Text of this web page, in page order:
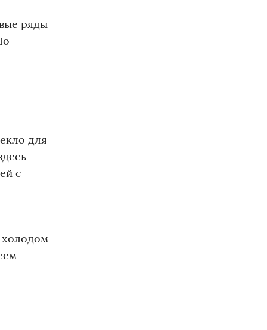
ряды
для
с
холодом